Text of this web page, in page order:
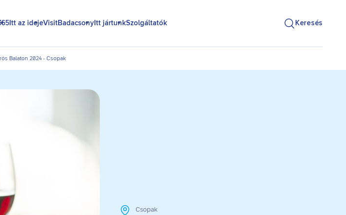
Itt az idejeVisitBadacsonyItt jártunkSzolgáltatók Keresés
Balaton 2024 - Csopak
Csopak